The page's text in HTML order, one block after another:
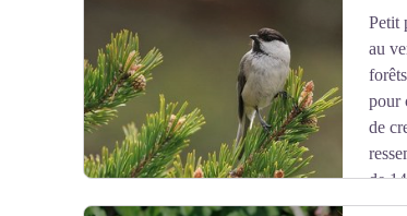
Voir l'image en plein écran
Petit
au
pour
de
de
chants et aux cris de ces deux oiseaux.